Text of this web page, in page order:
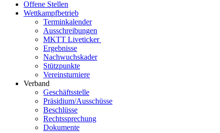
Offene Stellen
Wettkampfbetrieb
Terminkalender
Ausschreibungen
MKTT Liveticker
Ergebnisse
Nachwuchskader
Stützpunkte
Vereinsturniere
Verband
Geschäftsstelle
Präsidium/Ausschüsse
Beschlüsse
Rechtssprechung
Dokumente